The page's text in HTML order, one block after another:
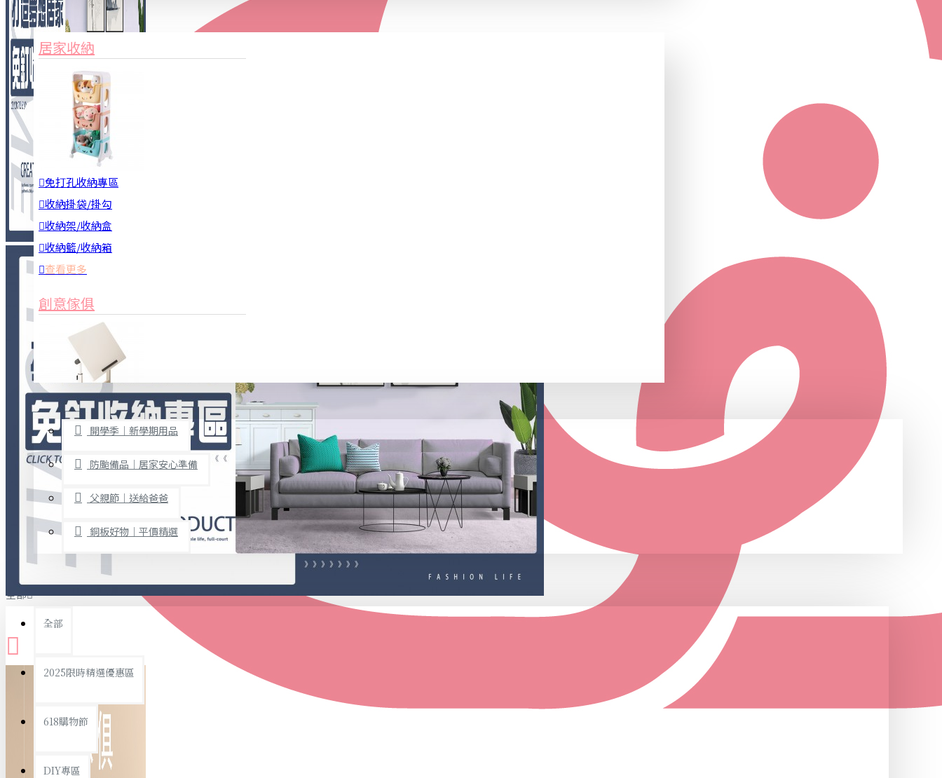
3C周邊
居家安全
居家清潔
查看更多
餐飲廚具
廚房收納
烘焙用具
隨身餐具
查看更多
文具禮品
事務用品
文具收納
書寫用品
衛浴用品
家俱&收納
居家收納
免打孔收納專區
收納掛袋/掛勾
收納架/收納盒
收納籃/收納箱
查看更多
創意傢俱
桌子/椅子
置物架/收納櫃
其他
免打孔收納專區
限時促銷
開學季｜新學期用品
防颱備品｜居家安心準備
父親節｜送給爸爸
銅板好物｜平價精選
全部
全部
2025限時精選優惠區
618購物節
DIY專區